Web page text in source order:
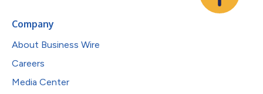
Company
About Business Wire
Careers
Media Center